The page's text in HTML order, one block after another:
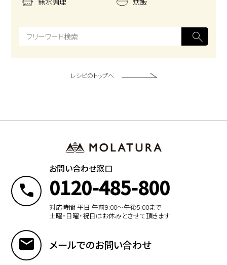
レシピのトップへ
お問い合わせ窓口
0120-485-800
対応時間 平日 午前9:00〜午後5:00まで
土曜・日曜・祝日はお休みとさせて頂きます
メールでのお問い合わせ